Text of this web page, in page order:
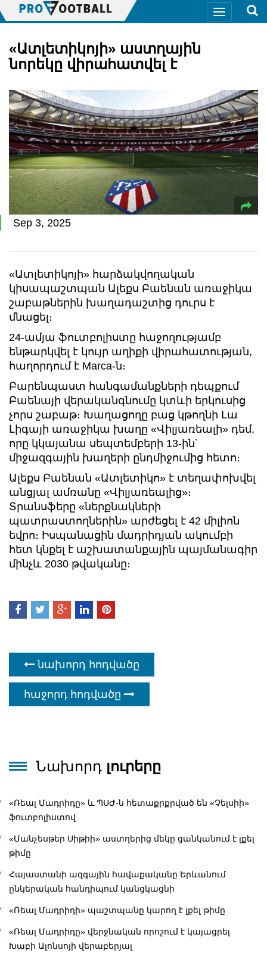
«Ատլետիկոյի» աստղային
նորեկը վիրահատվել է
Sep 3, 2025
«Ատլետիկոյի» հարձակվողական
կիսապաշտպան Ալեքս Բաենան առաջիկա
շաբաթներին խաղադաշտից դուրս է
մնացել։
24-ամյա ֆուտբոլիստը հաջողությամբ
ենթարկվել է կույր աղիքի վիրահատության,
հաղորդում է Marca-ն։
Բարենպաստ հանգամանքների դեպքում
Բաենայի վերականգնումը կտևի երկուսից
չորս շաբաթ։ Խաղացողը բաց կթողնի Լա
Լիգայի առաջիկա խաղը «Վիլյառեալի» դեմ,
որը կկայանա սեպտեմբերի 13-ին՝
միջազգային խաղերի ընդմիջումից հետո։
Ալեքս Բաենան «Ատլետիկո» է տեղափոխվել
անցյալ ամռանը «Վիլյառեալից»։
Տրանսֆերը «ներքնակների
պատրաստողներին» արժեցել է 42 միլիոն
եվրո։ Իսպանացին մադրիդյան ակումբի
հետ կնքել է աշխատանքային պայմանագիր
մինչև 2030 թվականը։
նախորդ հոդվածը
հաջորդ հոդվածը
Նախորդ լուրերը
«Ռեալ Մադրիդը» և ՊՍԺ-ն հետաքրքրված են «Չելսիի»
ֆուտբոլիստով
«Մանչեսթեր Սիթիի» աստղերից մեկը ցանկանում է լքել
թիմը
Հայաստանի ազգային հավաքականը Երևանում
ընկերական հանդիպում կանցկացնի
«Ռեալ Մադրիդի» պաշտպանը կարող է լքել թիմը
«Ռեալ Մադրիդը» վերջնական որոշում է կայացրել
Խաբի Ալոնսոյի վերաբերյալ